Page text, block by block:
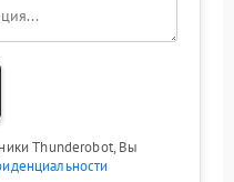
Thunderobot, Вы